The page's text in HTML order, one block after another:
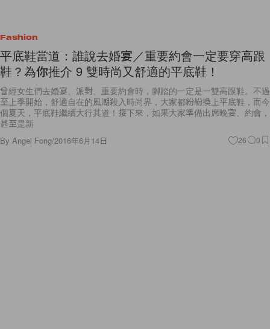
Fashion
平底鞋當道：誰說去婚宴／重要約會一定要穿高跟
鞋？為你推介 9 雙時尚又舒適的平底鞋！
曾經女生們去婚宴、派對、重要約會時，腳踏的一定是一雙高跟鞋。不過
至上季開始，舒適自在的風潮殺入時尚界，大家都紛紛換上平底鞋，而今
個夏天，平底鞋繼續大行其道！接下來，如果大家準備出席晚宴、約會，
甚至是新
By Angel Fong/2016年6月14日 26 0